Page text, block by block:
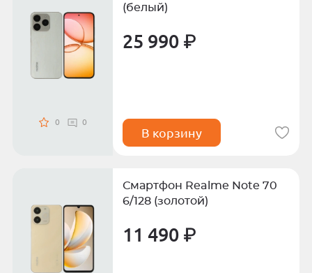
0 0
(белый)
25 990 ₽
В корзину
Смартфон Realme Note 70
6/128 (золотой)
11 490 ₽